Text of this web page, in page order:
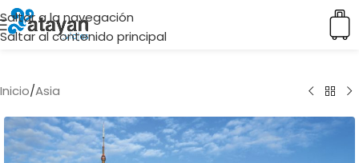
Saltar a la navegación
Saltar al contenido principal
Inicio/Asia